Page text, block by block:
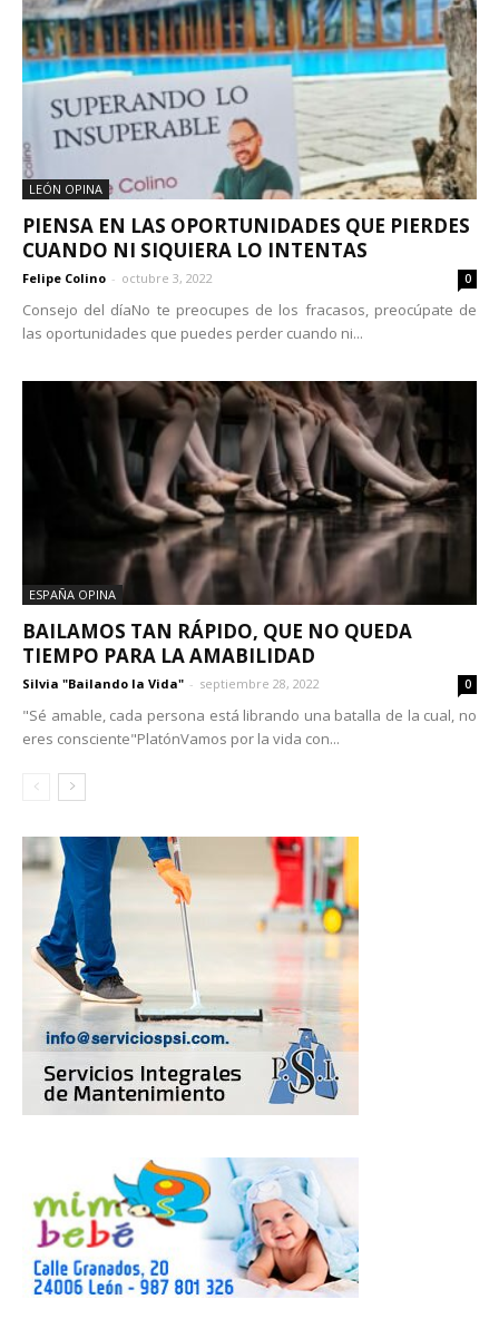
LEÓN OPINA
PIENSA EN LAS OPORTUNIDADES QUE PIERDES
CUANDO NI SIQUIERA LO INTENTAS
Felipe Colino - octubre 3, 2022 0
Consejo del díaNo te preocupes de los fracasos, preocúpate de
las oportunidades que puedes perder cuando ni...
ESPAÑA OPINA
BAILAMOS TAN RÁPIDO, QUE NO QUEDA
TIEMPO PARA LA AMABILIDAD
Silvia "Bailando la Vida" - septiembre 28, 2022 0
"Sé amable, cada persona está librando una batalla de la cual, no
eres consciente"PlatónVamos por la vida con...